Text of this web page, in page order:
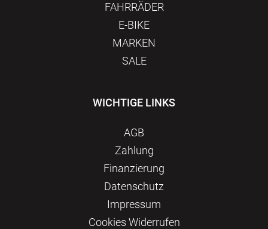
FAHRRÄDER
E-BIKE
MARKEN
SALE
WICHTIGE LINKS
AGB
Zahlung
Finanzierung
Datenschutz
Impressum
Сookies Widerrufen